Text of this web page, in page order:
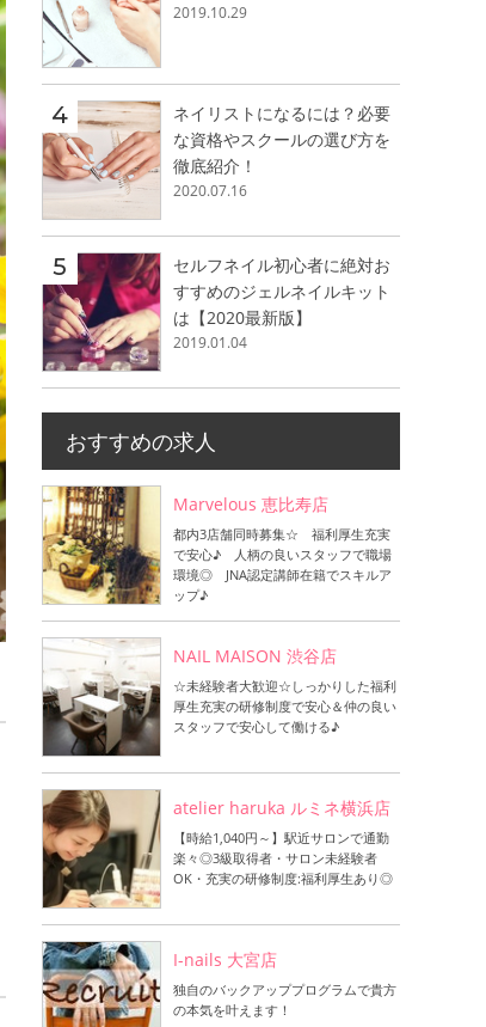
2019.10.29
ネイリストになるには？必要
な資格やスクールの選び方を
徹底紹介！
2020.07.16
セルフネイル初心者に絶対お
すすめのジェルネイルキット
は【2020最新版】
2019.01.04
おすすめの求人
Marvelous 恵比寿店
都内3店舗同時募集☆ 福利厚生充実
で安心♪ 人柄の良いスタッフで職場
環境◎ JNA認定講師在籍でスキルア
ップ♪
NAIL MAISON 渋谷店
☆未経験者大歓迎☆しっかりした福利
厚生充実の研修制度で安心＆仲の良い
スタッフで安心して働ける♪
atelier haruka ルミネ横浜店
【時給1,040円～】駅近サロンで通勤
楽々◎3級取得者・サロン未経験者
OK・充実の研修制度:福利厚生あり◎
I-nails 大宮店
独自のバックアッププログラムで貴方
の本気を叶えます！